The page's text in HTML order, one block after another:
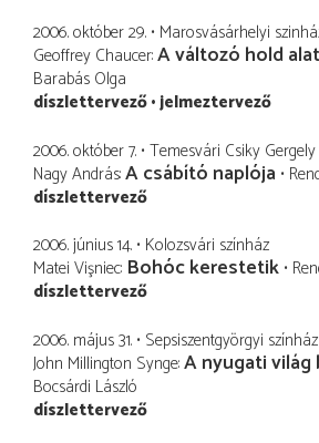
2006. október 29. Marosvásárhelyi
Geoffrey Chaucer A változó hold
Barabás Olga
díszlettervező jelmeztervező
2006. október 7. Temesvári Csiky
Nagy András A csábító naplója
díszlettervező
2006. június 14. Kolozsvári színház
Matei Vişniec Bohóc kerestetik
díszlettervező
2006. május 31. Sepsiszentgyörgyi színház
John Millington Synge A nyugati világ
Bocsárdi László
díszlettervező